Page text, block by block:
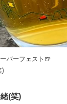
バーフェスト🍺
)
(笑)